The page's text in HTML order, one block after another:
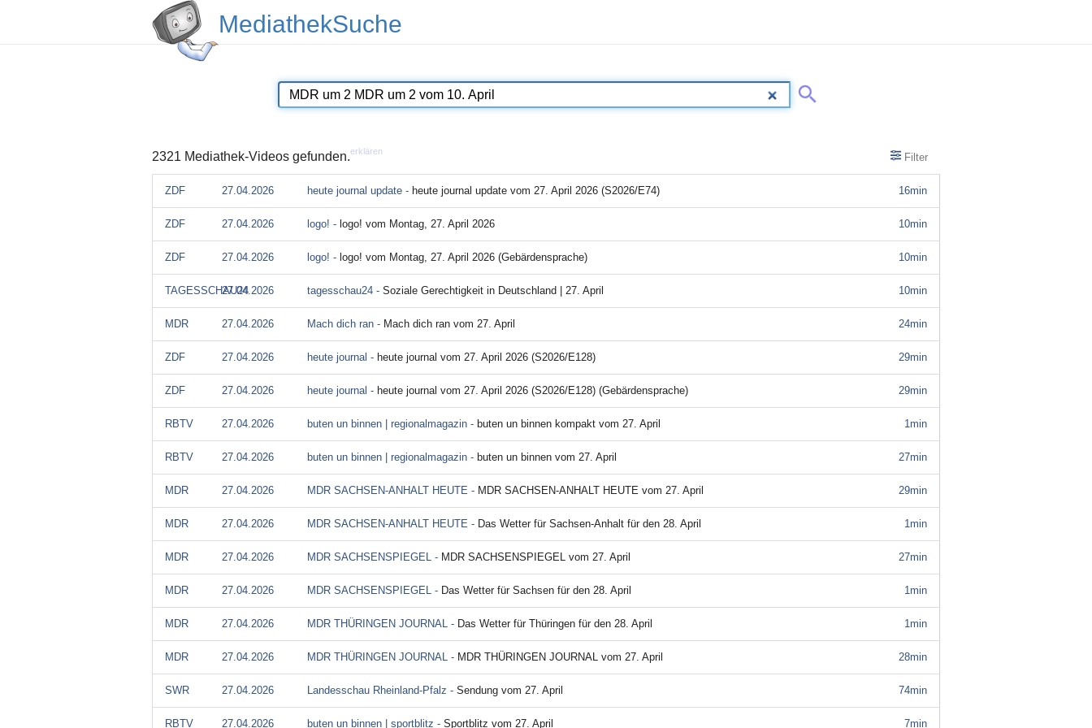
MediathekSuche
2321 Mediathek-Videos gefunden.erklären Filter
16min
ZDF 27.04.2026 heute journal update - heute journal update vom 27. April 2026 (S2026/E74)
10min
ZDF 27.04.2026 logo! - logo! vom Montag, 27. April 2026
10min
ZDF 27.04.2026 logo! - logo! vom Montag, 27. April 2026 (Gebärdensprache)
10min
TAGESSCHAU2427.04.2026 tagesschau24 - Soziale Gerechtigkeit in Deutschland | 27. April
24min
MDR 27.04.2026 Mach dich ran - Mach dich ran vom 27. April
29min
ZDF 27.04.2026 heute journal - heute journal vom 27. April 2026 (S2026/E128)
29min
ZDF 27.04.2026 heute journal - heute journal vom 27. April 2026 (S2026/E128) (Gebärdensprache)
1min
RBTV 27.04.2026 buten un binnen | regionalmagazin - buten un binnen kompakt vom 27. April
27min
RBTV 27.04.2026 buten un binnen | regionalmagazin - buten un binnen vom 27. April
29min
MDR 27.04.2026 MDR SACHSEN-ANHALT HEUTE - MDR SACHSEN-ANHALT HEUTE vom 27. April
1min
MDR 27.04.2026 MDR SACHSEN-ANHALT HEUTE - Das Wetter für Sachsen-Anhalt für den 28. April
27min
MDR 27.04.2026 MDR SACHSENSPIEGEL - MDR SACHSENSPIEGEL vom 27. April
1min
MDR 27.04.2026 MDR SACHSENSPIEGEL - Das Wetter für Sachsen für den 28. April
1min
MDR 27.04.2026 MDR THÜRINGEN JOURNAL - Das Wetter für Thüringen für den 28. April
28min
MDR 27.04.2026 MDR THÜRINGEN JOURNAL - MDR THÜRINGEN JOURNAL vom 27. April
74min
SWR 27.04.2026 Landesschau Rheinland-Pfalz - Sendung vom 27. April
7min
RBTV 27.04.2026 buten un binnen | sportblitz - Sportblitz vom 27. April